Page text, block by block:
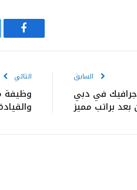
السابق
في دبي
براتب مميز
التالي
وظيفة